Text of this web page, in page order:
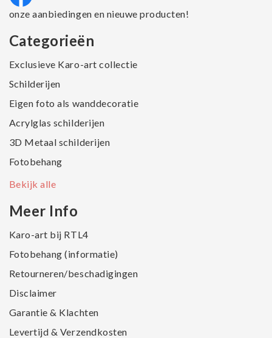
onze aanbiedingen en nieuwe producten!
Categorieën
Exclusieve Karo-art collectie
Schilderijen
Eigen foto als wanddecoratie
Acrylglas schilderijen
3D Metaal schilderijen
Fotobehang
Bekijk alle
Meer Info
Karo-art bij RTL4
Fotobehang (informatie)
Retourneren/beschadigingen
Disclaimer
Garantie & Klachten
Levertijd & Verzendkosten